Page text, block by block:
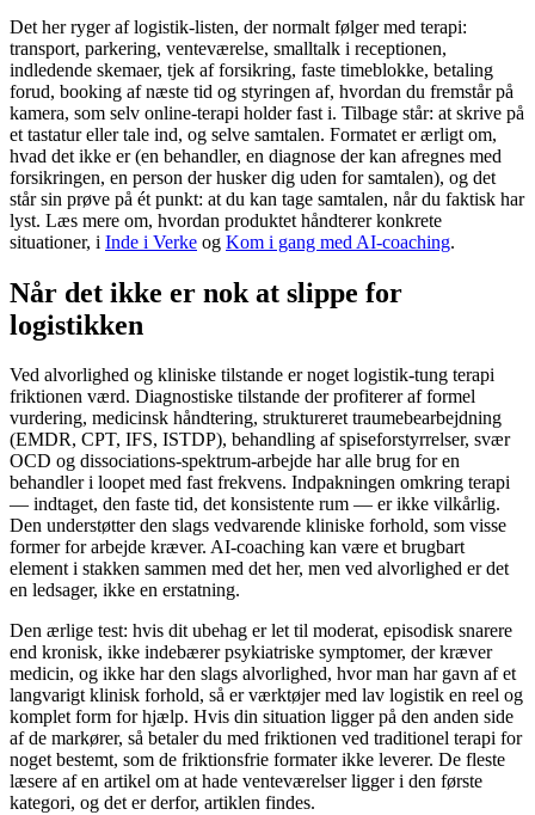
Det her ryger af logistik-listen, der normalt følger med terapi:
transport, parkering, venteværelse, smalltalk i receptionen,
indledende skemaer, tjek af forsikring, faste timeblokke, betaling
forud, booking af næste tid og styringen af, hvordan du fremstår på
kamera, som selv online-terapi holder fast i. Tilbage står: at skrive på
et tastatur eller tale ind, og selve samtalen. Formatet er ærligt om,
hvad det ikke er (en behandler, en diagnose der kan afregnes med
forsikringen, en person der husker dig uden for samtalen), og det
står sin prøve på ét punkt: at du kan tage samtalen, når du faktisk har
lyst. Læs mere om, hvordan produktet håndterer konkrete
situationer, i Inde i Verke og Kom i gang med AI-coaching.
Når det ikke er nok at slippe for
logistikken
Ved alvorlighed og kliniske tilstande er noget logistik-tung terapi
friktionen værd. Diagnostiske tilstande der profiterer af formel
vurdering, medicinsk håndtering, struktureret traumebearbejdning
(EMDR, CPT, IFS, ISTDP), behandling af spiseforstyrrelser, svær
OCD og dissociations-spektrum-arbejde har alle brug for en
behandler i loopet med fast frekvens. Indpakningen omkring terapi
— indtaget, den faste tid, det konsistente rum — er ikke vilkårlig.
Den understøtter den slags vedvarende kliniske forhold, som visse
former for arbejde kræver. AI-coaching kan være et brugbart
element i stakken sammen med det her, men ved alvorlighed er det
en ledsager, ikke en erstatning.
Den ærlige test: hvis dit ubehag er let til moderat, episodisk snarere
end kronisk, ikke indebærer psykiatriske symptomer, der kræver
medicin, og ikke har den slags alvorlighed, hvor man har gavn af et
langvarigt klinisk forhold, så er værktøjer med lav logistik en reel og
komplet form for hjælp. Hvis din situation ligger på den anden side
af de markører, så betaler du med friktionen ved traditionel terapi for
noget bestemt, som de friktionsfrie formater ikke leverer. De fleste
læsere af en artikel om at hade venteværelser ligger i den første
kategori, og det er derfor, artiklen findes.